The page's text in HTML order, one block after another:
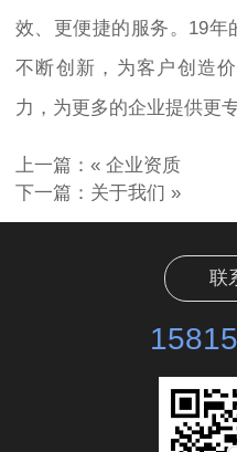
效、更便捷的服务。19年
不断创新，为客户创造
力，为更多的企业提供更
上一篇：« 企业资质
下一篇： 关于我们 »
联